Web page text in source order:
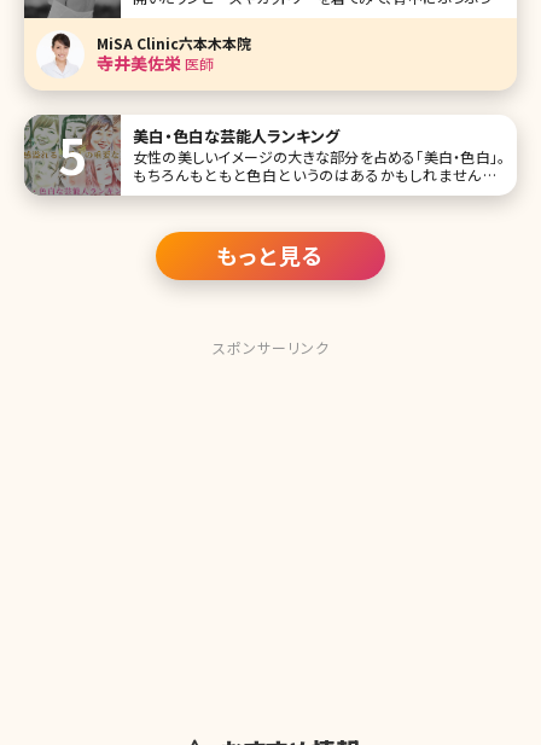
できていて慌ててしまった……そんな経験はありませんか?薄
着の季節になると背中は人目につきやすいものの普段、自
分では目にすることが少なく、お手入れ不足になりがちなパ
ーツでもあります。ここで
MiSA Clinic六本木本院
寺井美佐栄医師
美白・色白な芸能人ランキング
女性の美しいイメージの大きな部分を占める「美白・色白」。
もちろんもともと色白というのはあるかもしれませんが、
日々のスキンケアの努力で変わってくる面も。今回は美白・色
女優、モデル、歌手などジャンルはさまざまです。 第1位早見
あかり
もっと見る
スポンサーリンク